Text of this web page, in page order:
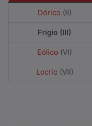
Dórico (II)
Frigio (III)
Eólico (VI)
Locrio (VII)